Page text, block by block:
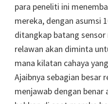
para peneliti ini
mereka, dengan asumsi
ditangkap batang
relawan akan diminta
mana kilatan cahaya
Ajaibnya sebagian besar
menjawab dengan benar